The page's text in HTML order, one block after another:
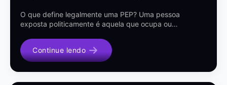
O que define legalmente uma PEP? Uma pessoa
exposta politicamente é aquela que ocupa ou…
Continue lendo